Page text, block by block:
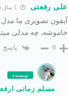
علی رفعتی
خاموشه. چه مدلی
0 پاسخ
نویسنده
مسلم زمانی